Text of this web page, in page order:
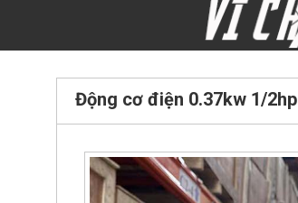
Động cơ điện 0.37kw 1/2hp